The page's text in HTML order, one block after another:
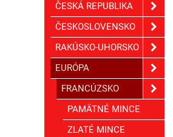
ČESKÁ REPUBLIKA
ČESKOSLOVENSKO
RAKÚSKO-UHORSKO
EURÓPA
FRANCÚZSKO
PAMÄTNÉ MINCE
ZLATÉ MINCE